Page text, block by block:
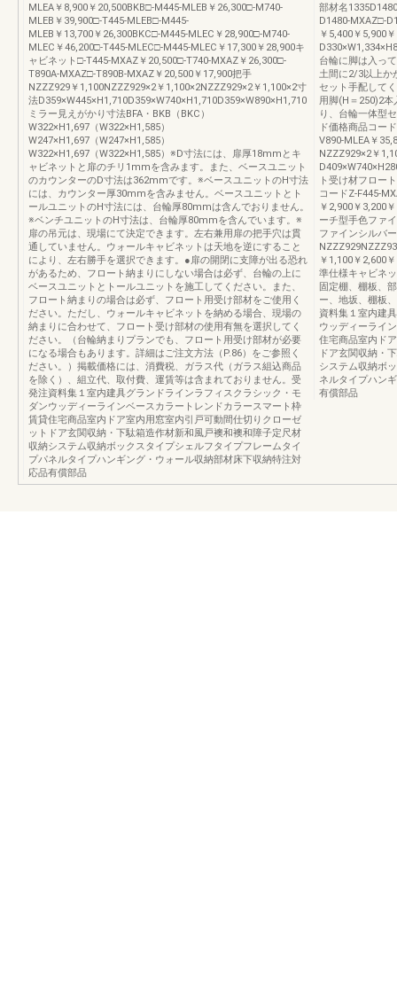
MLEA￥8,900￥20,500BKB□-M445-MLEB￥26,300□-M740-
MLEB￥39,900□-T445-MLEB□-M445-
MLEB￥13,700￥26,300BKC□-M445-MLEC￥28,900□-M740-
MLEC￥46,200□-T445-MLEC□-M445-MLEC￥17,300￥28,900キ
ャビネット□-T445-MXAZ￥20,500□-T740-MXAZ￥26,300□-
T890A-MXAZ□-T890B-MXAZ￥20,500￥17,900把手
NZZZ929￥1,100NZZZ929×2￥1,100×2NZZZ929×2￥1,100×2寸
法D359×W445×H1,710D359×W740×H1,710D359×W890×H1,710
ミラー見えがかり寸法BFA・BKB（BKC）
W322×H1,697（W322×H1,585）
W247×H1,697（W247×H1,585）
W322×H1,697（W322×H1,585）※D寸法には、扉厚18mmとキ
ャビネットと扉のチリ1mmを含みます。また、ベースユニット
のカウンターのD寸法は362mmです。※ベースユニットのH寸法
には、カウンター厚30mmを含みません。ベースユニットとト
ールユニットのH寸法には、台輪厚80mmは含んでおりません。
※ベンチユニットのH寸法は、台輪厚80mmを含んでいます。※
扉の吊元は、現場にて決定できます。左右兼用扉の把手穴は貫
通していません。ウォールキャビネットは天地を逆にすること
により、左右勝手を選択できます。●扉の開閉に支障が出る恐れ
があるため、フロート納まりにしない場合は必ず、台輪の上に
ベースユニットとトールユニットを施工してください。また、
フロート納まりの場合は必ず、フロート用受け部材をご使用く
ださい。ただし、ウォールキャビネットを納める場合、現場の
納まりに合わせて、フロート受け部材の使用有無を選択してく
ださい。（台輪納まりプランでも、フロート用受け部材が必要
になる場合もあります。詳細はご注文方法（P.86）をご参照く
ださい。）掲載価格には、消費税、ガラス代（ガラス組込商品
を除く）、組立代、取付費、運賃等は含まれておりません。受
発注資料集１室内建具グランドラインラフィスクラシック・モ
ダンウッディーラインベースカラートレンドカラースマート枠
賃貸住宅商品室内ドア室内用窓室内引戸可動間仕切りクローゼ
ットドア玄関収納・下駄箱造作材新和風戸襖和襖和障子定尺材
収納システム収納ボックスタイプシェルフタイプフレームタイ
プパネルタイプハンギング・ウォール収納部材床下収納特注対
応品有償部品
部材名
D1480-MXAZ□-
￥5,400￥5,900
台輪に脚は入っ
土間に2/3以上か
セット手配して
用脚(H＝250)2
り、台輪一体型
ド価格商品コー
V890-MLEA￥
NZZZ929×2￥
ト受け材フロー
コードZ-F445-
￥2,900￥3,200
ーチ型手色ファ
ファインシルバ
￥1,100￥2,600
準仕様キャビネ
固定棚、棚板、
ー、地坂、棚板
資料集１室内建
ウッディーライ
住宅商品室内ド
ドア玄関収納・
システム収納ボ
ネルタイプハン
有償部品